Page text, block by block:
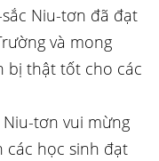
Niu-tơn đã đạt
và mong
bị thật tốt cho các
Niu-tơn vui mừng
các học sinh đạt